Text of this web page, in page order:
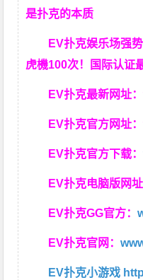
是扑克的本质
EV扑克娱乐场强
虎機100次！国际认证
EV扑克最新网址：
EV扑克官方网址：
EV扑克官方下载：
EV扑克电脑版网
EV扑克GG官方：
EV扑克官网：
EV扑克小游戏